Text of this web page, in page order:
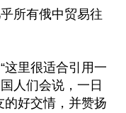
所有俄中贸易往
这里很适合引用一
人们会说，一日
的好交情，并赞扬